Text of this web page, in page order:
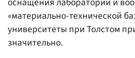
«материально-технической
университеты при Толстом
значительно.